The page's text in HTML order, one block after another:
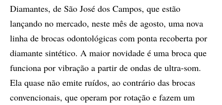
Diamantes, de São José dos Campos, que estão
lançando no mercado, neste mês de agosto, uma nova
linha de brocas odontológicas com ponta recoberta por
diamante sintético. A maior novidade é uma broca que
funciona por vibração a partir de ondas de ultra-som.
Ela quase não emite ruídos, ao contrário das brocas
convencionais, que operam por rotação e fazem um